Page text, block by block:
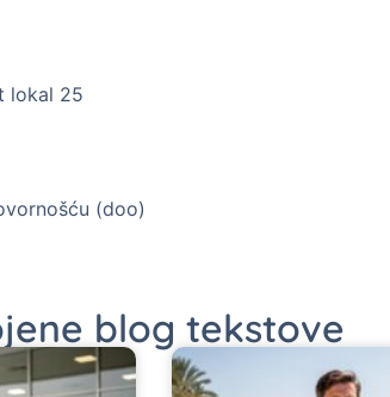
lokal 25
(doo)
blog tekstove